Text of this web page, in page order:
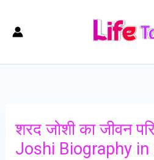
शरद जोशी का जीवन
Joshi Biography in